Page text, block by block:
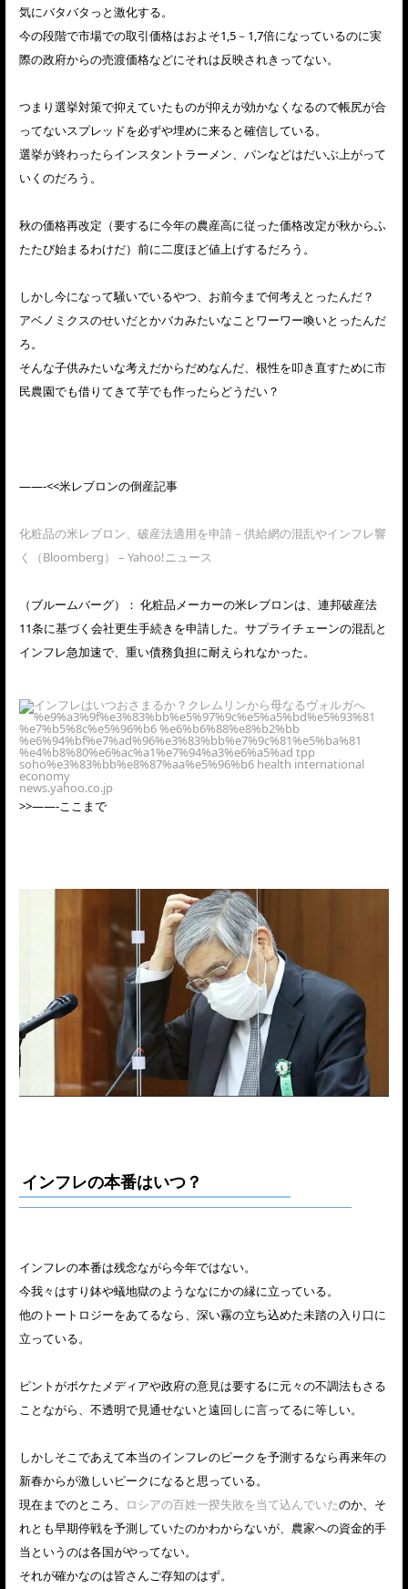
気にバタバタっと激化する。
今の段階で市場での取引価格はおよそ1,5－1,7倍になっているのに実
際の政府からの売渡価格などにそれは反映されきってない。
つまり選挙対策で抑えていたものが抑えが効かなくなるので帳尻が合
ってないスプレッドを必ずや埋めに来ると確信している。
選挙が終わったらインスタントラーメン、パンなどはだいぶ上がって
いくのだろう。
秋の価格再改定（要するに今年の農産高に従った価格改定が秋からふ
たたび始まるわけだ）前に二度ほど値上げするだろう。
しかし今になって騒いでいるやつ、お前今まで何考えとったんだ？
アベノミクスのせいだとかバカみたいなことワーワー喚いとったんだ
ろ。
そんな子供みたいな考えだからだめなんだ、根性を叩き直すために市
民農園でも借りてきて芋でも作ったらどうだい？
——-<<米レブロンの倒産記事
化粧品の米レブロン、破産法適用を申請－供給網の混乱やインフレ響
く（Bloomberg） – Yahoo!ニュース
（ブルームバーグ）： 化粧品メーカーの米レブロンは、連邦破産法
11条に基づく会社更生手続きを申請した。サプライチェーンの混乱と
インフレ急加速で、重い債務負担に耐えられなかった。
news.yahoo.co.jp
>>——-ここまで
インフレの本番はいつ？
インフレの本番は残念ながら今年ではない。
今我々はすり鉢や蟻地獄のようななにかの縁に立っている。
他のトートロジーをあてるなら、深い霧の立ち込めた未踏の入り口に
立っている。
ピントがボケたメディアや政府の意見は要するに元々の不調法もさる
ことながら、不透明で見通せないと遠回しに言ってるに等しい。
しかしそこであえて本当のインフレのピークを予測するなら再来年の
新春からが激しいピークになると思っている。
現在までのところ、
ロシアの百姓一揆失敗を当て込んでいたのか、そ
れとも早期停戦を予測していたのかわからないが、農家への資金的手
当というのは各国がやってない。
それが確かなのは皆さんご存知のはず。